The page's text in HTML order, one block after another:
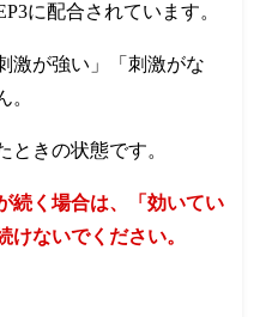
に配合されています。
激が強い」「刺激がな
。
ときの状態です。
続く場合は、「効いてい
けないでください。